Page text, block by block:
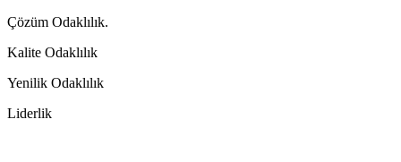
Çözüm Odaklılık.
Kalite Odaklılık
Yenilik Odaklılık
Liderlik